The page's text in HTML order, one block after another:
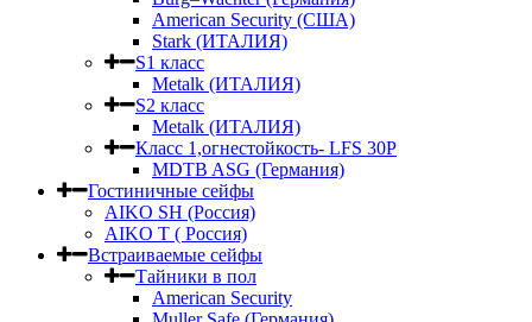
American Security (США)
Stark (ИТАЛИЯ)
S1 класс
Metalk (ИТАЛИЯ)
S2 класс
Metalk (ИТАЛИЯ)
Класс 1,огнестойкость- LFS 30P
MDTB ASG (Германия)
Гостиничные сейфы
AIKO SH (Россия)
AIKO Т ( Россия)
Встраиваемые сейфы
Тайники в пол
American Security